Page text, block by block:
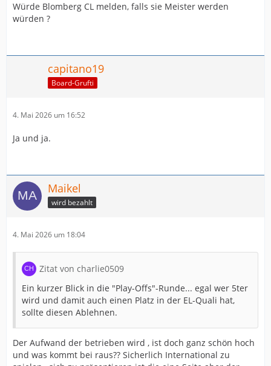
Würde Blomberg CL melden, falls sie Meister werden
würden ?
capitano19
Board-Grufti
4. Mai 2026 um 16:52
Ja und ja.
Maikel
wird bezahlt
4. Mai 2026 um 18:04
Zitat von charlie0509
Ein kurzer Blick in die "Play-Offs"-Runde... egal wer 5ter
wird und damit auch einen Platz in der EL-Quali hat,
sollte diesen Ablehnen.
Der Aufwand der betrieben wird , ist doch ganz schön hoch
und was kommt bei raus?? Sicherlich International zu